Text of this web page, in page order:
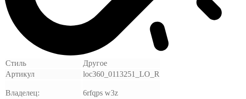
Стиль
Другое
Артикул
loc360_0113251_LO_R
Владелец: 6rfqps w3z